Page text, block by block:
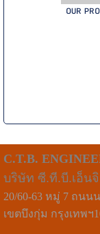
OUR
C.T.B.
บริษัท ซี.ที.บี.เอ็น
20/60-63 หมู่ 7 ถน
เขตบึงกุ่ม กรุงเทพฯ